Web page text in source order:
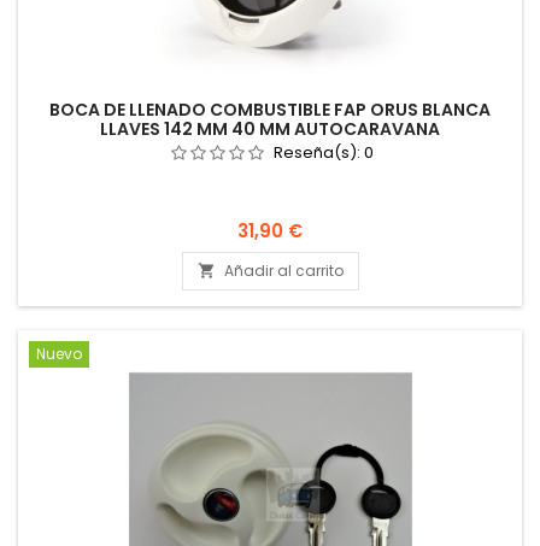
BOCA DE LLENADO COMBUSTIBLE FAP ORUS BLANCA
LLAVES 142 MM 40 MM AUTOCARAVANA
Reseña(s): 0
Precio
31,90 €
 Añadir al carrito
Nuevo